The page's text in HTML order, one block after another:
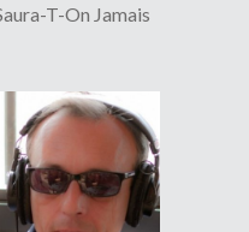
T-On Jamais